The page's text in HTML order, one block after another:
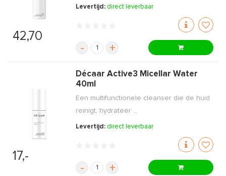
42,70
Levertijd: direct leverbaar
- +
17,-
Décaar Active3 Micellar Water
40ml
Een multifunctionele cleanser die de huid
reinigt, hydrateer ...
Levertijd: direct leverbaar
- +